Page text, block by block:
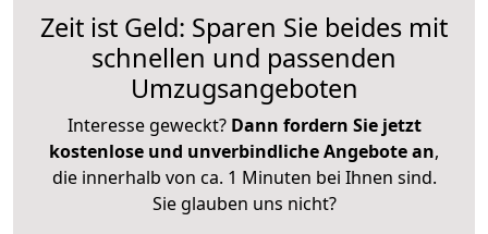
Zeit ist Geld: Sparen Sie beides mit
schnellen und passenden
Umzugsangeboten
Interesse geweckt? Dann fordern Sie jetzt
kostenlose und unverbindliche Angebote an,
die innerhalb von ca. 1 Minuten bei Ihnen sind.
Sie glauben uns nicht?